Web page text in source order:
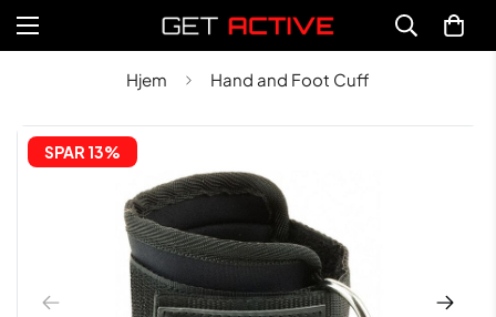
Hjem Hand and Foot Cuff
SPAR 13%